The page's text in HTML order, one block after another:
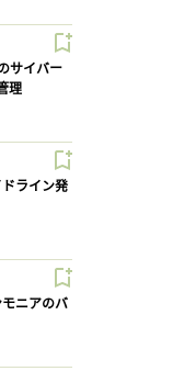
サイバー
理
ライン発
モニアのバ